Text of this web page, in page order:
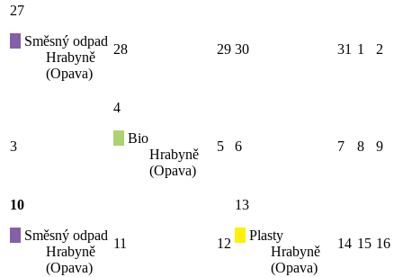
27
Směsný odpad
Hrabyně
(Opava)
28 29 30 31 1 2
3
4
Bio
Hrabyně
(Opava)
5 6 7 8 9
10
Směsný odpad
Hrabyně
(Opava)
11 12
13
Plasty
Hrabyně
(Opava)
14 15 16